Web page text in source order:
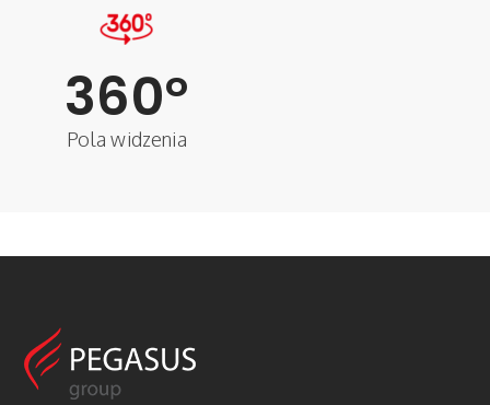
360°
Pola widzenia